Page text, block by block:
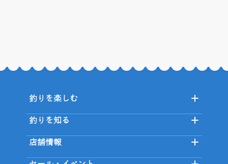
釣りを楽しむ
釣りを知る
店舗情報